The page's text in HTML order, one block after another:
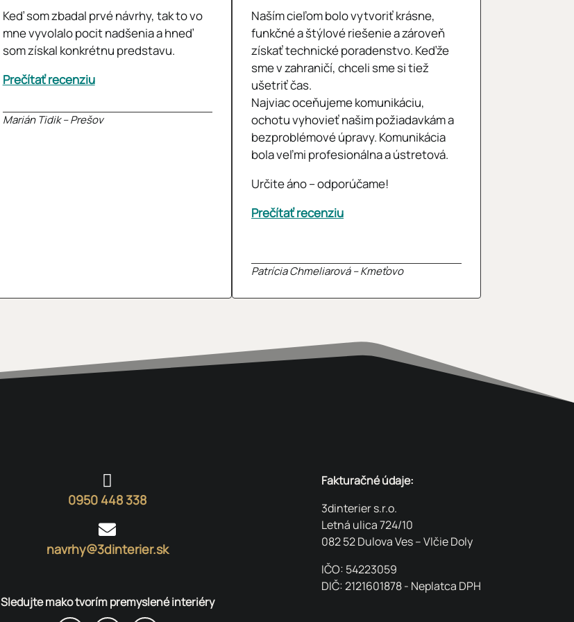
Keď som zbadal prvé návrhy, tak to vo
mne vyvolalo pocit nadšenia a hneď
som získal konkrétnu predstavu.
Prečítať recenziu
Marián Tidik – Prešov
Naším cieľom bolo vytvoriť krásne,
funkčné a štýlové riešenie a zároveň
získať technické poradenstvo. Keďže
sme v zahraničí, chceli sme si tiež
ušetriť čas.
Najviac oceňujeme komunikáciu,
ochotu vyhovieť našim požiadavkám a
bezproblémové úpravy. Komunikácia
bola veľmi profesionálna a ústretová.
Určite áno – odporúčame!
Prečítať recenziu
Patrícia Chmeliarová – Kmeťovo

0950 448 338

navrhy@3dinterier.sk
Sledujte mako tvorím premyslené interiéry
Fakturačné údaje:
3dinterier s.r.o.
Letná ulica 724/10
082 52 Dulova Ves – Vlčie Doly
IČO: 54223059
DIČ: 2121601878 - Neplatca DPH